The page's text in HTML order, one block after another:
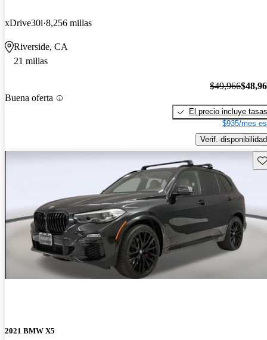
xDrive30i 8,256 millas
Riverside, CA
21 millas
Buena oferta
$49,966
El precio incluye tasas
$935/mes
Verif. disponibilidad
2021 BMW X5